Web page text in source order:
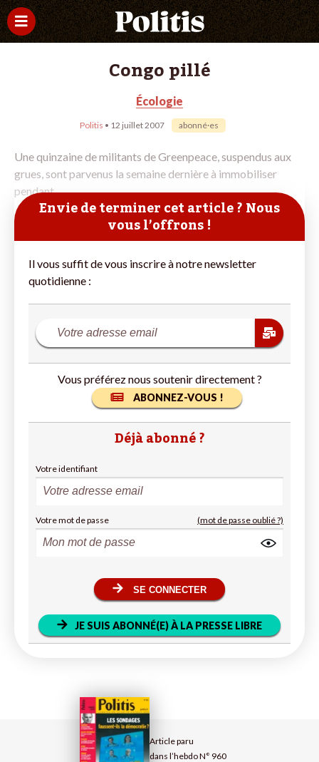
Congo pillé
Écologie
Politis • 12 juillet 2007 abonné·es
Article paru
dans l’hebdo N° 960
Une quinzaine de militants de Greenpeace, suspendus aux
grues, sont parvenus la semaine dernière à immobiliser
pendant
Envie de terminer cet article ? Nous
vous l’offrons !
Il vous suffit de vous inscrire à notre newsletter
quotidienne :
Vous préférez nous soutenir directement ?
ABONNEZ-VOUS !
Déjà abonné ?
Votre identifiant
Votre mot de passe (mot de passe oublié ?)
SE CONNECTER
JE SUIS ABONNÉ(E) À LA PRESSE LIBRE